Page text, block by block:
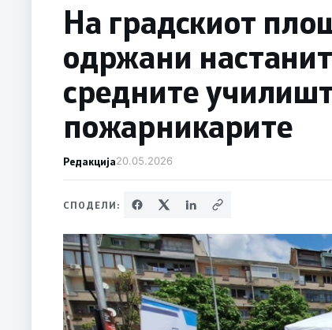
На градскиот
одржани
средните
пожарникарите
Редакција20.05.2026
СПОДЕЛИ: